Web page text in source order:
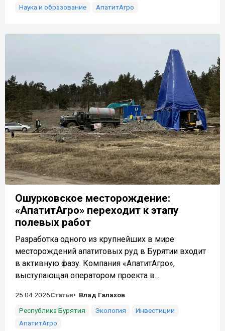
Наука и образование
АпатитАгро
Ошурковское месторождение:
«АпатитАгро» переходит к этапу
полевых работ
Разработка одного из крупнейших в мире
месторождений апатитовых руд в Бурятии входит
в активную фазу. Компания «АпатитАгро»,
выступающая оператором проекта в...
25.04.2026Статья
Влад Галахов
Республика Бурятия
Экология
Инвестиции
АпатитАгро